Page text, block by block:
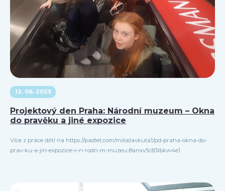
12. 06. 2025
Projektový den Praha: Národní muzeum – Okna
do pravěku a jiné expozice
Více z práce dětí na https://padlet.com/miloslavkuta1/pd-praha-okna-do-
prav-ku-a-jin-expozice-v-n-rodn-m-muzeu-8anxv5c83ibkw4e1